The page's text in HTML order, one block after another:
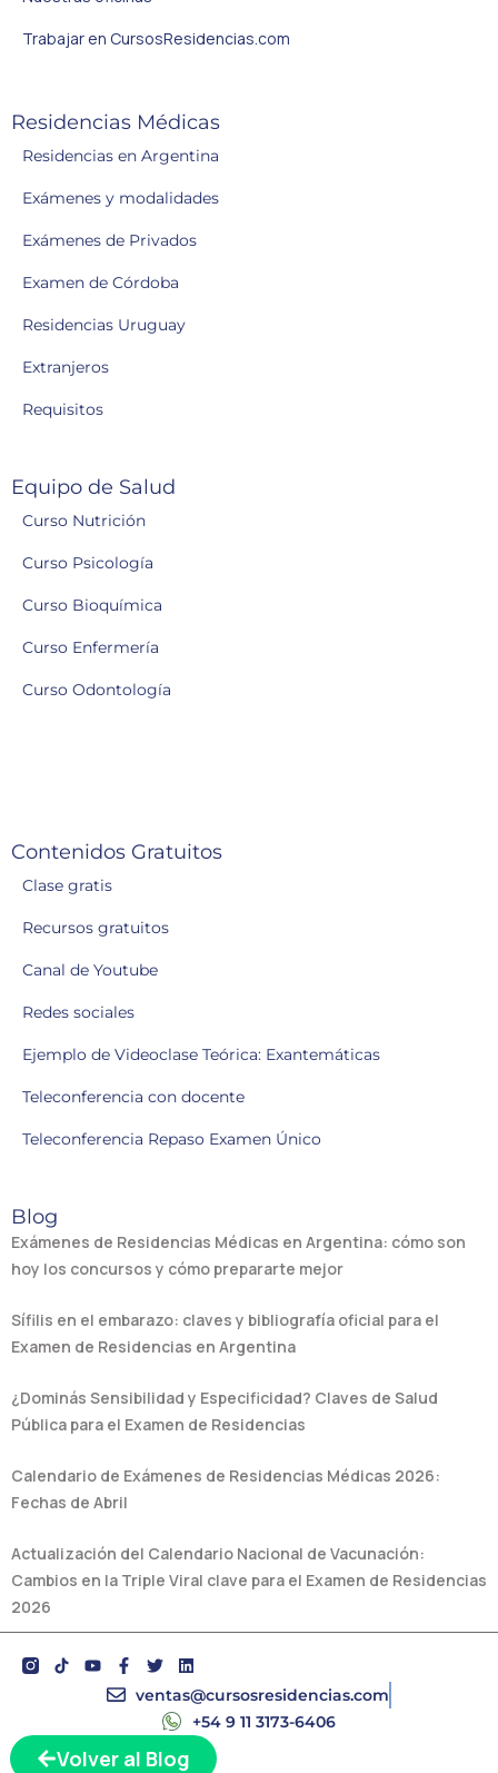
Volver al Blog
Trabajar en CursosResidencias.com
Residencias Médicas
Residencias en Argentina
Exámenes y modalidades
Exámenes de Privados
Examen de Córdoba
Residencias Uruguay
Extranjeros
Requisitos
Equipo de Salud
Curso Nutrición
Curso Psicología
Curso Bioquímica
Curso Enfermería
Curso Odontología
Contenidos Gratuitos
Clase gratis
Recursos gratuitos
Canal de Youtube
Redes sociales
Ejemplo de Videoclase Teórica: Exantemáticas
Teleconferencia con docente
Teleconferencia Repaso Examen Único
Blog
Exámenes de Residencias Médicas en Argentina: cómo son
hoy los concursos y cómo prepararte mejor
Sífilis en el embarazo: claves y bibliografía oficial para el
Examen de Residencias en Argentina
¿Dominás Sensibilidad y Especificidad? Claves de Salud
Pública para el Examen de Residencias
Calendario de Exámenes de Residencias Médicas 2026:
Fechas de Abril
Actualización del Calendario Nacional de Vacunación:
Cambios en la Triple Viral clave para el Examen de Residencias
2026
Y
o
e
F
a
c
o
T
w
i
r
L
i
n
e
i
ventas@cursosresidencias.com
+54 9 11 3173-6406